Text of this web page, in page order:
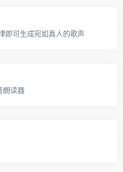
即可生成宛如真人的歌声
朗读器